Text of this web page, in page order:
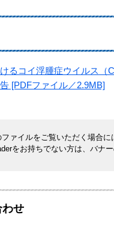
るコイ浮腫症ウイルス
[PDFファイル／2.9MB]
ァイルをご覧いただく場合に
をお持ちでない方は、バナ
せ